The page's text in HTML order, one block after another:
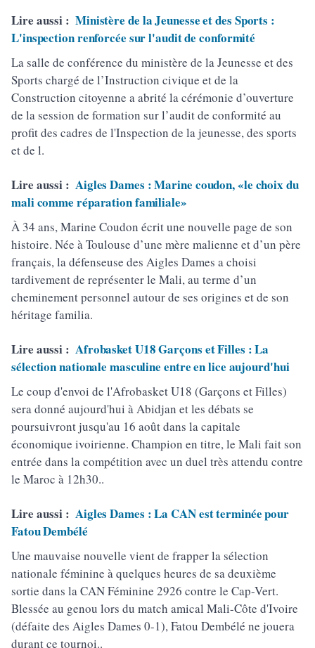
Lire aussi : Ministère de la Jeunesse et des Sports :
L'inspection renforcée sur l'audit de conformité
La salle de conférence du ministère de la Jeunesse et des
Sports chargé de l’Instruction civique et de la
Construction citoyenne a abrité la cérémonie d’ouverture
de la session de formation sur l’audit de conformité au
profit des cadres de l'Inspection de la jeunesse, des sports
et de l.
Lire aussi : Aigles Dames : Marine coudon, «le choix du
mali comme réparation familiale»
À 34 ans, Marine Coudon écrit une nouvelle page de son
histoire. Née à Toulouse d’une mère malienne et d’un père
français, la défenseuse des Aigles Dames a choisi
tardivement de représenter le Mali, au terme d’un
cheminement personnel autour de ses origines et de son
héritage familia.
Lire aussi : Afrobasket U18 Garçons et Filles : La
sélection nationale masculine entre en lice aujourd'hui
Le coup d'envoi de l'Afrobasket U18 (Garçons et Filles)
sera donné aujourd'hui à Abidjan et les débats se
poursuivront jusqu'au 16 août dans la capitale
économique ivoirienne. Champion en titre, le Mali fait son
entrée dans la compétition avec un duel très attendu contre
le Maroc à 12h30..
Lire aussi : Aigles Dames : La CAN est terminée pour
Fatou Dembélé
Une mauvaise nouvelle vient de frapper la sélection
nationale féminine à quelques heures de sa deuxième
sortie dans la CAN Féminine 2926 contre le Cap-Vert.
Blessée au genou lors du match amical Mali-Côte d'Ivoire
(défaite des Aigles Dames 0-1), Fatou Dembélé ne jouera
durant ce tournoi..